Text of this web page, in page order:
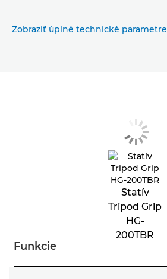
Zobraziť úplné technické parametre
Funkcie
Statív
Tripod Grip
HG-
200TBR